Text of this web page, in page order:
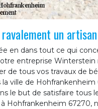
un
en dans tout ce qui
entreprise
de tous vos travaux de
la ville de
le but de satisfaire tous
Hohfrankenheim 67270,